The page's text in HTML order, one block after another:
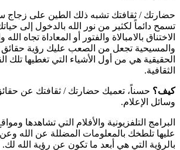
حضارتك / ثقافتك تشبه ذلك الطين على زجاج
تسمح دائماً لكثير من نور الله بالدخول إلى
الاختناق بالامبالاة والفتور أو المعاداة تجاه
والمسيحية تجعل من الصعب عليك رؤية حقائق
الحقيقية هي من أول الأشياء التي تغطيها تلك
الثقافية.
كيف؟ حسناً، تعميك حضارتك / ثقافتك عن
وسائل الإعلام.
البرامج التلفزيونية والأفلام التي تشاهدها
عليها تلطخك بالمعلومات المضللة عن الله
بالرؤية التي هي أبعد ما تكون عن رؤية الله لك.